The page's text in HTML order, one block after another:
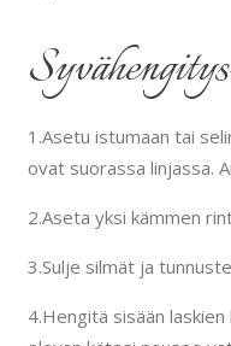
1.Asetu istumaan tai
ovat suorassa linjassa.
2.Aseta yksi kämmen
3.Sulje silmät ja
4.Hengitä sisään